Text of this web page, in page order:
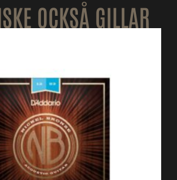
OCKSÅ GILLAR